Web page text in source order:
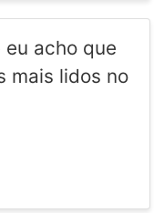
eu acho que
mais lidos no